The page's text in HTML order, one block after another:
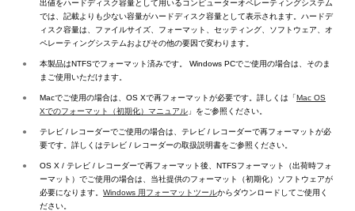
出値をハードディスク容量として用いるコンピューターオペレーティングシステム
では、記載よりも少ない容量がハードディスク容量として表示されます。ハードデ
ィスク容量は、ファイルサイズ、フォーマット、セッティング、ソフトウェア、オ
ペレーティングシステムおよびその他の要因で変わります。
●
本製品はNTFSでフォーマット済みです。 Windows PCでご使用の場合は、そのま
まご使用いただけます。
● Macでご使用の場合は、OS Xで再フォーマットが必要です。詳しくは「Mac OS
Xでのフォーマット（初期化）マニュアル 」をご参照ください。
●
テレビ / レコーダーでご使用の場合は、テレビ / レコーダーで再フォーマットが必
要です。詳しくはテレビ / レコーダーの取扱説明書をご参照ください。
●
OS X / テレビ / レコーダーで再フォーマット後、NTFSフォーマット（出荷時フォ
ーマット）でご使用の場合は、当社提供のフォーマット（初期化）ソフトウェアが
必要になります。 Windows 用フォーマットツールからダウンロードしてご使用く
ださい。